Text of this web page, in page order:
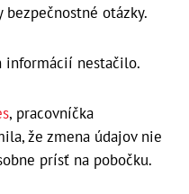
otázky.
informácií nestačilo.
, pracovníčka
že zmena údajov nie
prísť na pobočku.